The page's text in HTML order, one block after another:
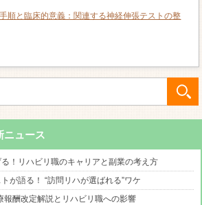
順と臨床的意義：関連する神経伸張テストの整
ニュース
る！リハビリ職のキャリアと副業の考え方
が語る！ “訪問リハが選ばれる”ワケ
報酬改定解説とリハビリ職への影響